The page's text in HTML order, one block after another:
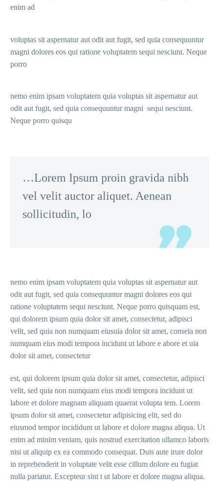
enim ad
voluptas sit aspernatur aut odit aut fugit, sed quia consequuntur
magni dolores eos qui ratione voluptatem sequi nesciunt. Neque
porro
nemo enim ipsam voluptatem quia voluptas sit aspernatur aut
odit aut fugit, sed quia consequuntur magni sequi nesciunt.
Neque porro quisqu
…Lorem Ipsum proin gravida nibh
vel velit auctor aliquet. Aenean
sollicitudin, lo
nemo enim ipsam voluptatem quia voluptas sit aspernatur aut
odit aut fugit, sed quia consequuntur magni dolores eos qui
ratione voluptatem sequi nesciunt. Neque porro quisquam est,
qui dolorem ipsum quia dolor sit amet, consectetur, adipisci
velit, sed quia non numquam eiusuia dolor sit amet, conseia non
numquam eius modi tempora incidunt ut labore e abore et uia
dolor sit amet, consectetur
est, qui dolorem ipsum quia dolor sit amet, consectetur, adipisci
velit, sed quia non numquam eius modi tempora incidunt ut
labore et dolore magnam aliquam quaerat volupta tem. Lorem
ipsum dolor sit amet, consectetur adipisicing elit, sed do
eiusmod tempor incididunt ut labore et dolore magna aliqua. Ut
enim ad minim veniam, quis nostrud exercitation ullamco laboris
nisi ut aliquip ex ea commodo consequat. Duis aute irure dolor
in reprehenderit in voluptate velit esse cillum dolore eu fugiat
nulla pariatur. Excepteur sint t ut labore et dolore magna aliqua.